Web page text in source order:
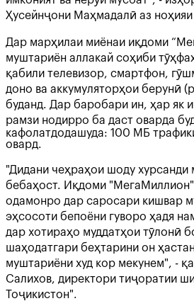
Ҳусейнҷони Маҳмадалӣ аз
Дар марҳилаи миёнаи иқдоми
муштариён аллакай соҳиби
қабили телевизор, смартфон,
доно ва аккумуляторҳои берунӣ
буданд. Дар баробари ин, ҳар як
рамзи нодирро ба даст оварда
кафолатдодашуда: 100 МБ
овард.
"Дидани чеҳраҳои шоду
бебаҳост. Иқдоми
одамонро дар саросари кишвар
эҳсосоти бепоёни гуворо ҳадя
дар хотираҳо муддатҳои тӯлонӣ
шаҳодатгари беҳтарини он
муштариёни худ кор мекунем", -
Салихов, директори тиҷоратии
Тоҷикистон".